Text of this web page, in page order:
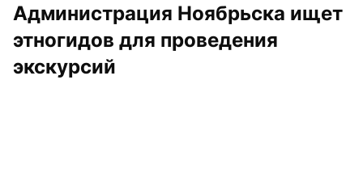
Администрация Ноябрьска ищет
этногидов для проведения
экскурсий